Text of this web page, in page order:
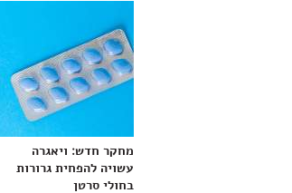
מחקר חדש: ויאגרה
עשויה להפחית גרורות
בחולי סרטן